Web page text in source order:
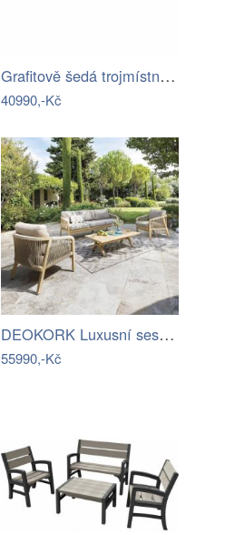
Grafitově šedá trojmístná zahradní…
40990,-Kč
DEOKORK Luxusní sestava z akácie…
55990,-Kč